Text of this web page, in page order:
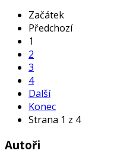
Začátek
Předchozí
1
2
3
4
Další
Konec
Strana 1 z 4
Autoři